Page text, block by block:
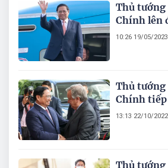
Thủ
Chính lên
nghị
10:26 19/05/2023
Thủ
Chính
Liên Hợp
13:13 22/10/2022
Thủ